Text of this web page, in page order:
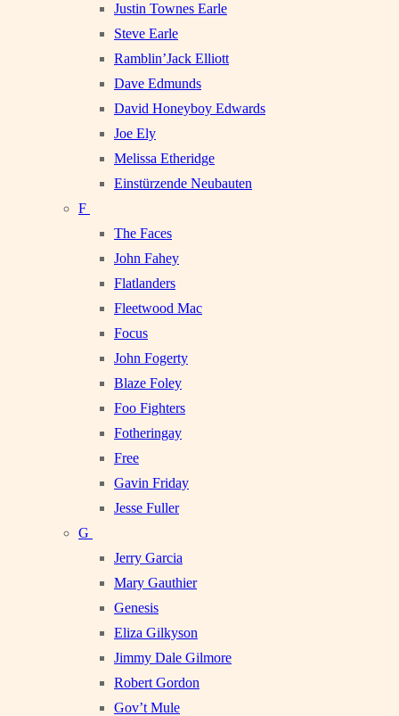
Justin Townes Earle
Steve Earle
Ramblin’Jack Elliott
Dave Edmunds
David Honeyboy Edwards
Joe Ely
Melissa Etheridge
Einstürzende Neubauten
F
The Faces
John Fahey
Flatlanders
Fleetwood Mac
Focus
John Fogerty
Blaze Foley
Foo Fighters
Fotheringay
Free
Gavin Friday
Jesse Fuller
G
Jerry Garcia
Mary Gauthier
Genesis
Eliza Gilkyson
Jimmy Dale Gilmore
Robert Gordon
Gov’t Mule